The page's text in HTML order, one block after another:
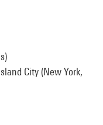
City (New York,